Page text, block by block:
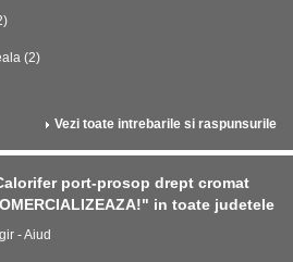
(2)
Vezi toate intrebarile si raspunsurile
port-prosop drept cromat
in toate judetele
- Aiud